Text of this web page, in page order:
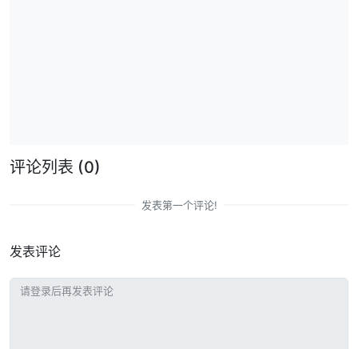
评论列表 (0)
发表第一个评论!
发表评论